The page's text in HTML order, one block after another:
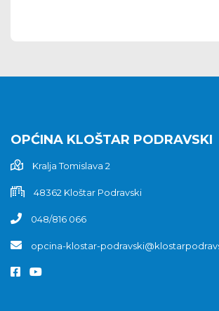
OPĆINA KLOŠTAR PODRAVSKI
Kralja Tomislava 2
48362 Kloštar Podravski
048/816 066
opcina-klostar-